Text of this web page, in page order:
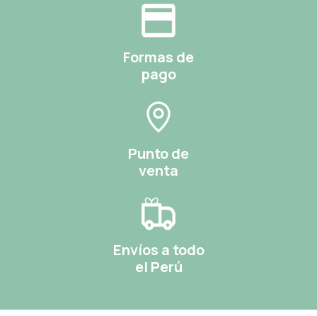
Formas de
pago
Punto de
venta
Envíos a todo
el Perú